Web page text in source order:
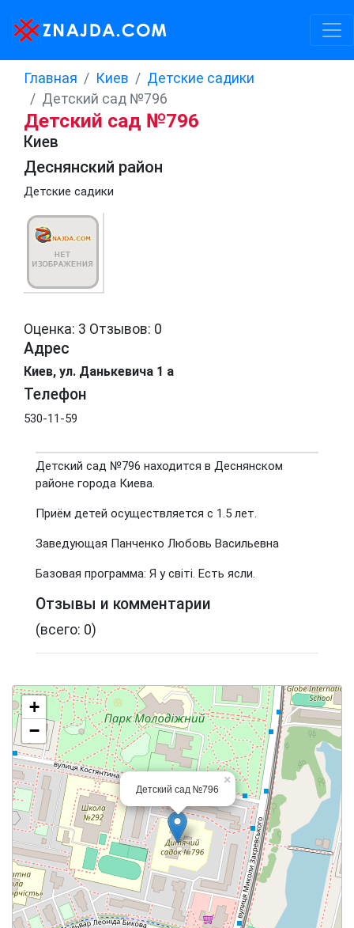
Главная Киев
Детские садики
Детский сад №796
Детский сад №796
Киев
Деснянский район
Детские садики
Оценка: 3 Отзывов: 0
Адрес
Киев, ул. Данькевича 1 а
Телефон
530-11-59
Детский сад №796 находится в Деснянском
районе города Киева.
Приём детей осуществляется с 1.5 лет.
Заведующая Панченко Любовь Васильевна
Базовая программа: Я у світі. Есть ясли.
Отзывы и комментарии
(всего: 0)
Детский сад №796
×
+
−